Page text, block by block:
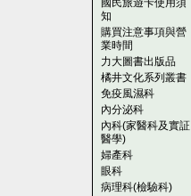
國民旅遊卡使用須
知
購買注意事項與營
業時間
力大圖書出版品
橘井文化系列叢書
免疫風濕科
內分泌科
內科(家醫科及實証
醫學)
婦產科
眼科
病理科(檢驗科)